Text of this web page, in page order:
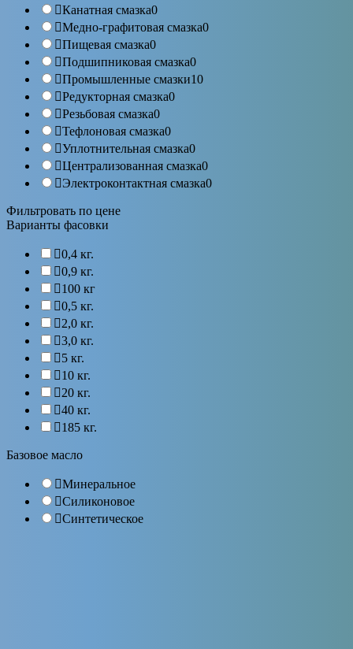
Канатная смазка0
Медно-графитовая смазка0
Пищевая смазка0
Подшипниковая смазка0
Промышленные смазки10
Редукторная смазка0
Резьбовая смазка0
Тефлоновая смазка0
Уплотнительная смазка0
Централизованная смазка0
Электроконтактная смазка0
Фильтровать по цене
Варианты фасовки
0,4 кг.
0,9 кг.
100 кг
0,5 кг.
2,0 кг.
3,0 кг.
5 кг.
10 кг.
20 кг.
40 кг.
185 кг.
Базовое масло
Минеральное
Силиконовое
Синтетическое